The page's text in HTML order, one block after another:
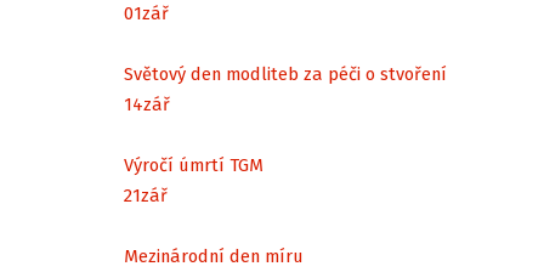
01zář
Světový den modliteb za péči o stvoření
14zář
Výročí úmrtí TGM
21zář
Mezinárodní den míru